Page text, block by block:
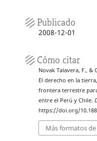
Publicado
2008-12-01
Cómo citar
Novak Talavera, F., &
El derecho en la
frontera terrestre
entre el Perú y Chile.
https://doi.org/
Más formatos